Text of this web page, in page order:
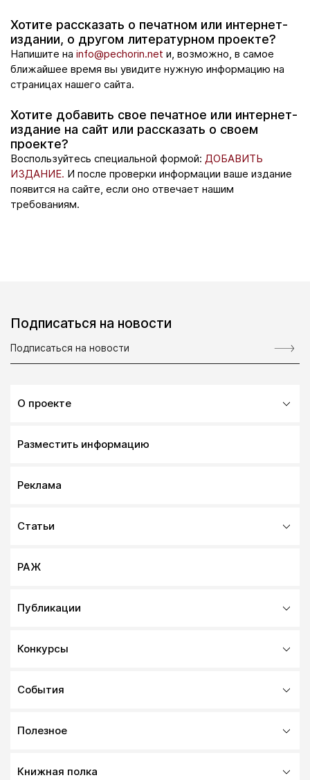
Хотите рассказать о печатном или интернет-
издании, о другом литературном проекте?
Напишите на info@pechorin.net и, возможно, в самое
ближайшее время вы увидите нужную информацию на
страницах нашего сайта.
Хотите добавить свое печатное или интернет-
издание на сайт или рассказать о своем
проекте?
Воспользуйтесь специальной формой: ДОБАВИТЬ
ИЗДАНИЕ. И после проверки информации ваше издание
появится на сайте, если оно отвечает нашим
требованиям.
Подписаться на новости
О проекте
Разместить информацию
Реклама
Статьи
РАЖ
Публикации
Конкурсы
События
Полезное
Книжная полка